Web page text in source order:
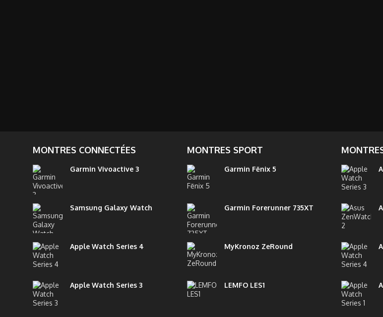
MONTRES CONNECTÉES
Garmin Vivoactive 3
Samsung Galaxy Watch
Apple Watch Series 4
Apple Watch Series 3
MONTRES SPORT
Garmin Fēnix 5
Garmin Forerunner 735XT
MyKronoz ZeRound
LEMFO LES1